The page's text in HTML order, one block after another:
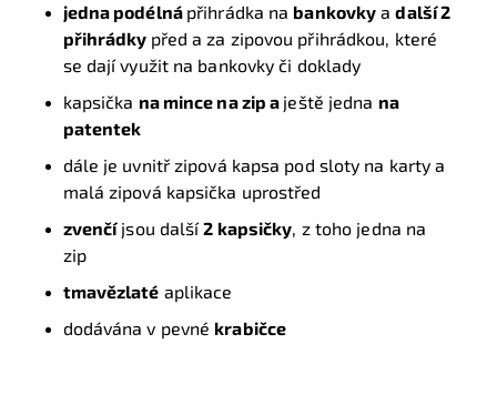
jedna podélná přihrádka na bankovky adalší 2
přihrádky před a za zipovou přihrádkou, které
se dají využit na bankovky či doklady
kapsička na mince na zip a ještě jedna na
patentek
dále je uvnitř zipová kapsa pod sloty na karty a
malá zipová kapsička uprostřed
zvenčíjsou další2 kapsičky, z toho jedna na
zip
tmavězlaté aplikace
dodávána v pevné krabičce